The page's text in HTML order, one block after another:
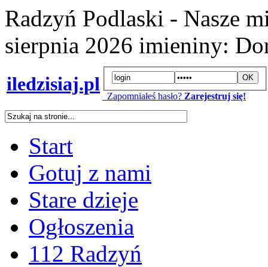
Radzyń Podlaski - Nasze
sierpnia 2026 imieniny:
iledzisiaj.pl
Zapomniałeś hasło? Zarejestruj się!
Start
Gotuj z nami
Stare dzieje
Ogłoszenia
112 Radzyń